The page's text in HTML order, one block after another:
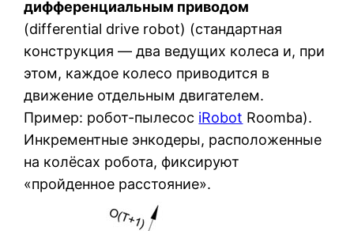
дифференциальным приводом
(differential drive robot) (стандартная
конструкция — два ведущих колеса и, при
этом, каждое колесо приводится в
движение отдельным двигателем.
Пример: робот-пылесос iRobot Roomba).
Инкрементные энкодеры, расположенные
на колёсах робота, фиксируют
«пройденное расстояние».